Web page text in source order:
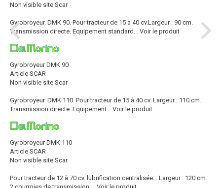
Non visible site Scar
Gyrobroyeur. DMK 90. Pour tracteur de 15 à 40 cv.Largeur : 90 cm.
Transmission directe. Equipement standard...
Voir le produit
Gyrobroyeur DMK 90
Article SCAR
Non visible site Scar
Gyrobroyeur. DMK 110. Pour tracteur de 15 à 40 cv. Largeur : 110 cm.
Transmission directe. Equipement...
Voir le produit
Gyrobroyeur DMK 110
Article SCAR
Non visible site Scar
Pour tracteur de 12 à 70 cv. lubrification centralisée. . Largeur : 120 cm.